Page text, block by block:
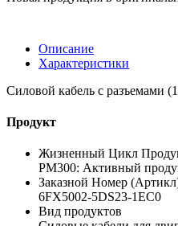
Описание
Характеристики
Силовой кабель с разъемами
Продукт
Жизненный Цикл
PM300: Активный
Заказной Номер
6FX5002-5DS23-1EC0
Вид продуктов